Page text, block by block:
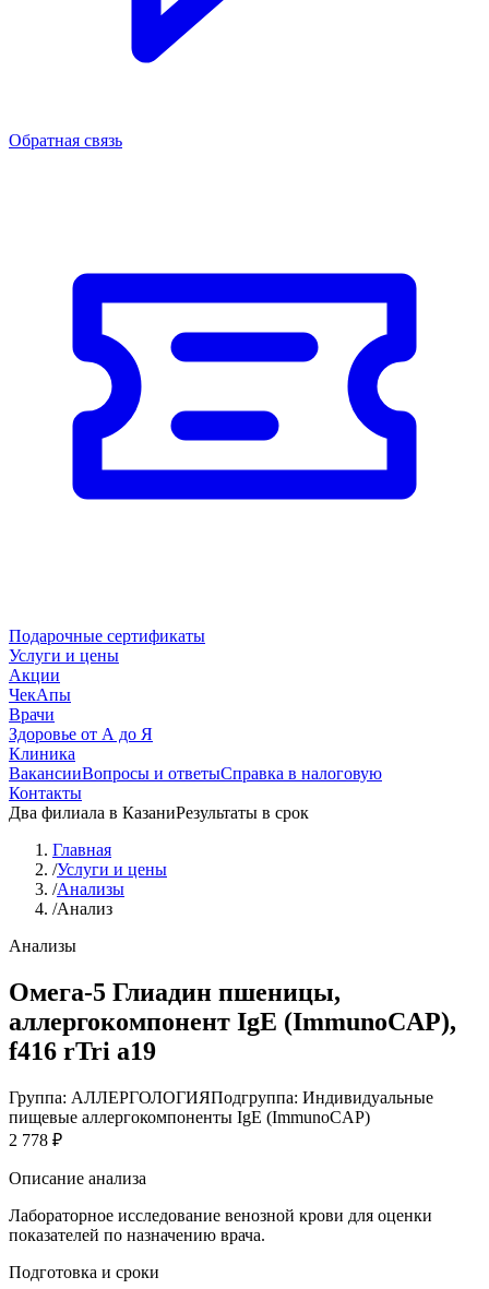
Обратная связь
Подарочные сертификаты
Услуги и цены
Акции
ЧекАпы
Врачи
Здоровье от А до Я
Клиника
ВакансииВопросы и ответыСправка в налоговую
Контакты
Два филиала в КазаниРезультаты в срок
Главная
/Услуги и цены
/Анализы
/Анализ
Анализы
Омега-5 Глиадин пшеницы,
аллергокомпонент IgE (ImmunoCAP),
f416 rTri a19
Группа: АЛЛЕРГОЛОГИЯПодгруппа: Индивидуальные
пищевые аллергокомпоненты IgE (ImmunoCAP)
2 778 ₽
Описание анализа
Лабораторное исследование венозной крови для оценки
показателей по назначению врача.
Подготовка и сроки